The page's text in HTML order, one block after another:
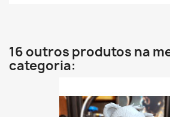
16 outros produtos na
categoria: